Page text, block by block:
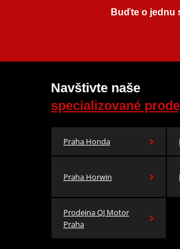
Buďte o jednu
Navštivte naše
specializované
Praha Honda
Praha Horwin
Prodejna QJ Motor
Praha